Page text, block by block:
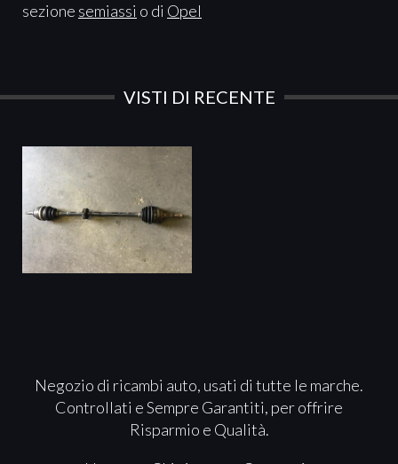
sezione semiassi o di Opel
VISTI DI RECENTE
Negozio di ricambi auto, usati di tutte le marche.
Controllati e Sempre Garantiti, per offrire
Risparmio e Qualità.